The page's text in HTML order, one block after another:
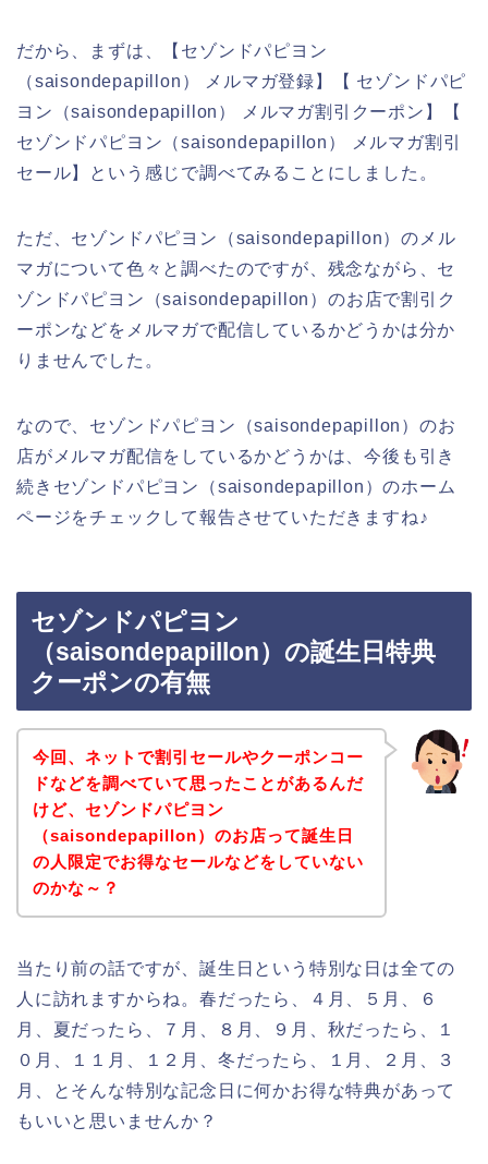
だから、まずは、【セゾンドパピヨン
（saisondepapillon） メルマガ登録】【 セゾンドパピ
ヨン（saisondepapillon） メルマガ割引クーポン】【
セゾンドパピヨン（saisondepapillon） メルマガ割引
セール】という感じで調べてみることにしました。
ただ、セゾンドパピヨン（saisondepapillon）のメル
マガについて色々と調べたのですが、残念ながら、セ
ゾンドパピヨン（saisondepapillon）のお店で割引ク
ーポンなどをメルマガで配信しているかどうかは分か
りませんでした。
なので、セゾンドパピヨン（saisondepapillon）のお
店がメルマガ配信をしているかどうかは、今後も引き
続きセゾンドパピヨン（saisondepapillon）のホーム
ページをチェックして報告させていただきますね♪
セゾンドパピヨン
（saisondepapillon）の誕生日特典
クーポンの有無
今回、ネットで割引セールやクーポンコー
ドなどを調べていて思ったことがあるんだ
けど、セゾンドパピヨン
（saisondepapillon）のお店って誕生日
の人限定でお得なセールなどをしていない
のかな～？
当たり前の話ですが、誕生日という特別な日は全ての
人に訪れますからね。春だったら、４月、５月、６
月、夏だったら、７月、８月、９月、秋だったら、１
０月、１１月、１２月、冬だったら、１月、２月、３
月、とそんな特別な記念日に何かお得な特典があって
もいいと思いませんか？